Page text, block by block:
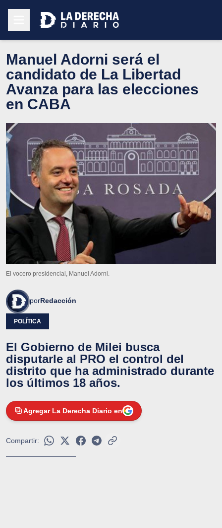
Manuel Adorni será el
candidato de La Libertad
Avanza para las elecciones
en CABA
El vocero presidencial, Manuel Adorni.
porRedacción
POLÍTICA
El Gobierno de Milei busca
disputarle al PRO el control del
distrito que ha administrado durante
los últimos 18 años.
Agregar La Derecha Diario en
Compartir: